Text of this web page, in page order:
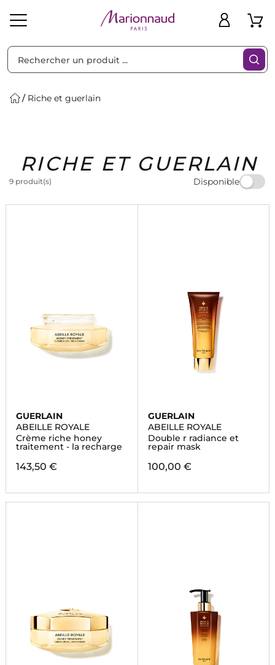
Solaire Homme Marques Idées
Cadeaux
Bons
Plans
Riche et guerlain
RICHE ET GUERLAIN
9 produit(s) Disponible
Filtres
GUERLAIN
ABEILLE ROYALE
Crème riche honey
traitement - la recharge
143,50 €
GUERLAIN
ABEILLE ROYALE
Double r radiance et
repair mask
100,00 €